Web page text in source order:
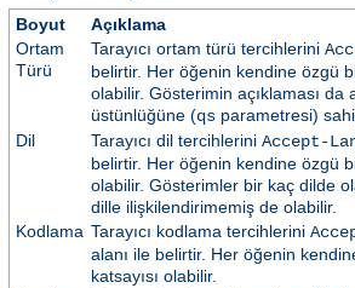
Boyut
Açıklama
Ortam
Türü
Tarayıcı ortam türü tercihlerini
belirtir. Her öğenin kendine özgü
olabilir. Gösterimin açıklaması da
üstünlüğüne (qsparametresi)
Dil
Tarayıcı dil tercihlerini Accept-
belirtir. Her öğenin kendine özgü
olabilir. Gösterimler bir kaç dilde
dille ilişkilendirimemiş de olabilir.
Kodlama Tarayıcı kodlama tercihlerini
alanı ile belirtir. Her öğenin
katsayısı olabilir.